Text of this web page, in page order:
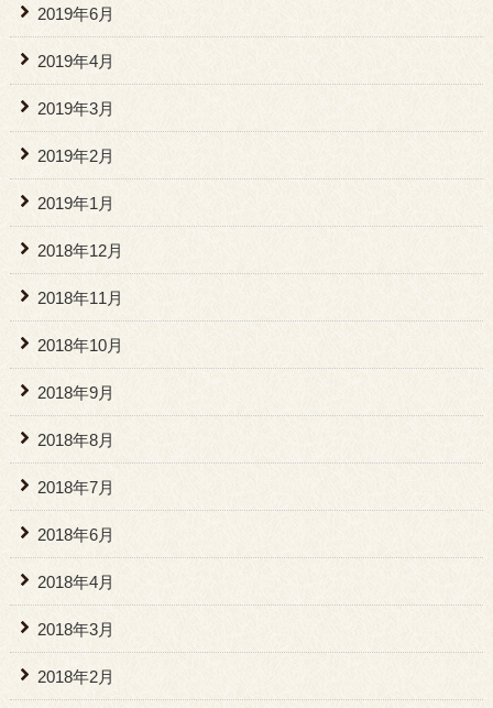
2019年6月
2019年4月
2019年3月
2019年2月
2019年1月
2018年12月
2018年11月
2018年10月
2018年9月
2018年8月
2018年7月
2018年6月
2018年4月
2018年3月
2018年2月